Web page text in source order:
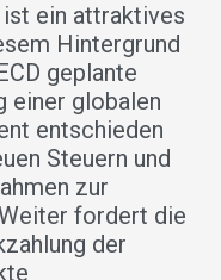
ein attraktives
Hintergrund
geplante
einer globalen
entschieden
Steuern und
zur
fordert die
der